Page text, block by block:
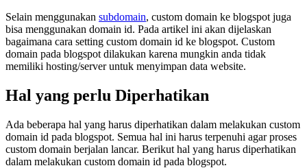
Selain menggunakan subdomain, custom domain ke blogspot juga
bisa menggunakan domain id. Pada artikel ini akan dijelaskan
bagaimana cara setting custom domain id ke blogspot. Custom
domain pada blogspot dilakukan karena mungkin anda tidak
memiliki hosting/server untuk menyimpan data website.
Hal yang perlu Diperhatikan
Ada beberapa hal yang harus diperhatikan dalam melakukan custom
domain id pada blogspot. Semua hal ini harus terpenuhi agar proses
custom domain berjalan lancar. Berikut hal yang harus diperhatikan
dalam melakukan custom domain id pada blogspot.